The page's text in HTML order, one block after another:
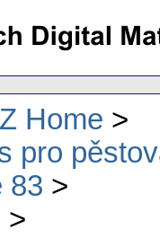
Home
pro
83